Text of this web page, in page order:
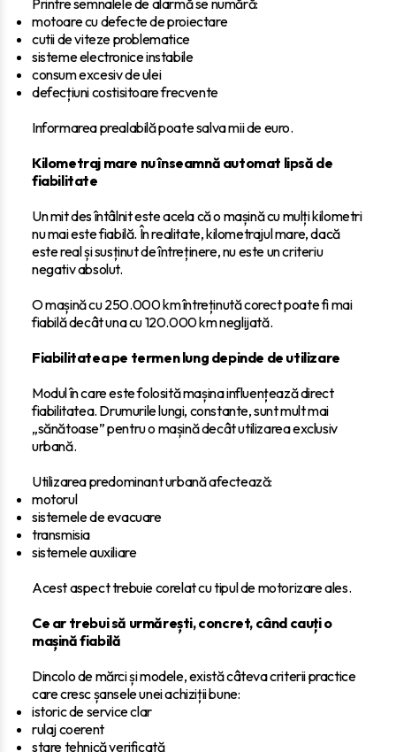
Printre semnalele de alarmă se numără:
motoare cu defecte de proiectare
cutii de viteze problematice
sisteme electronice instabile
consum excesiv de ulei
defecțiuni costisitoare frecvente
Informarea prealabilă poate salva mii de euro.
Kilometraj mare nu înseamnă automat lipsă de
fiabilitate
Un mit des întâlnit este acela că o mașină cu mulți kilometri
nu mai este fiabilă. În realitate, kilometrajul mare, dacă
este real și susținut de întreținere, nu este un criteriu
negativ absolut.
O mașină cu 250.000 km întreținută corect poate fi mai
fiabilă decât una cu 120.000 km neglijată.
Fiabilitatea pe termen lung depinde de utilizare
Modul în care este folosită mașina influențează direct
fiabilitatea. Drumurile lungi, constante, sunt mult mai
„sănătoase” pentru o mașină decât utilizarea exclusiv
urbană.
Utilizarea predominant urbană afectează:
motorul
sistemele de evacuare
transmisia
sistemele auxiliare
Acest aspect trebuie corelat cu tipul de motorizare ales.
Ce ar trebui să urmărești, concret, când cauți o
mașină fiabilă
Dincolo de mărci și modele, există câteva criterii practice
care cresc șansele unei achiziții bune:
istoric de service clar
rulaj coerent
stare tehnică verificată